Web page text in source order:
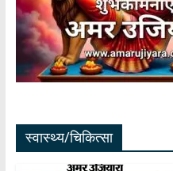
स्वास्थ्य/चिकित्सा